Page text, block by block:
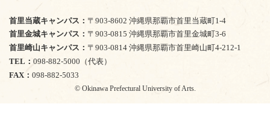
TEL
098-882-5000（代表）
FAX
098-882-5033
© Okinawa Prefectural University of Arts.
首里当蔵キャンパス
〒903-8602 沖縄県那覇市首里当蔵町1-4
首里金城キャンパス
〒903-0815 沖縄県那覇市首里金城町3-6
首里崎山キャンパス
〒903-0814 沖縄県那覇市首里崎山町4-212-1